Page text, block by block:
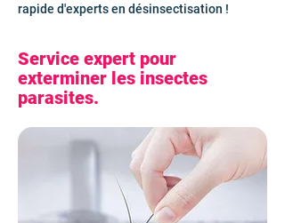
rapide d'experts en désinsectisation !
Service expert pour
exterminer les insectes
parasites.